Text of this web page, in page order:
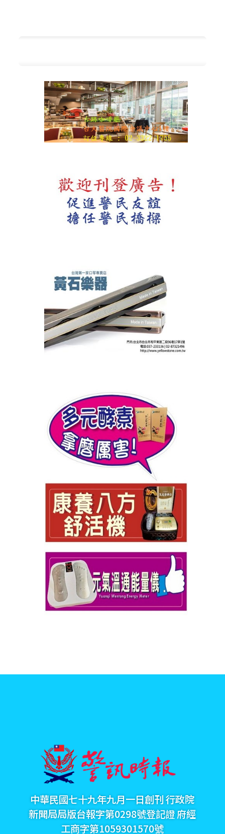
中華民國七十九年九月一日創刊 行政院
新聞局局版台報字第0298號登記證 府經
工商字第1059301570號